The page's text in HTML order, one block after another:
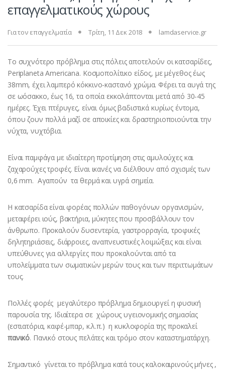
επαγγελματικούς χώρους
Για τον επαγγελματία Τρίτη, 11 Δεκ 2018 lamdaservice.gr
Το συχνότερο πρόβλημα στις πόλεις αποτελούν οι κατσαρίδες,
Periplaneta Americana. Κοσμοπολίτικο είδος, με μέγεθος έως
38mm, έχει λαμπερό κόκκινο-καστανό χρώμα. Φέρει τα αυγά της
σε ωόσακκο, έως 16, τα οποία εκκολάπτονται μετά από 30-45
ημέρες. Έχει πτέρυγες, είναι όμως βαδιστικά κυρίως έντομα,
όπου ζουν πολλά μαζί σε αποικίες και δραστηριοποιούνται την
νύχτα, νυχτόβια.
Είναι παμφάγα με ιδιαίτερη προτίμηση στις αμυλούχες και
ζαχαρούχες τροφές. Είναι ικανές να διέλθουν από σχισμές των
0,6 mm. Αγαπούν τα θερμά και υγρά σημεία.
Η κατσαρίδα είναι φορέας πολλών παθογόνων οργανισμών,
μεταφέρει ιούς, βακτήρια, μύκητες που προσβάλλουν τον
άνθρωπο. Προκαλούν δυσεντερία, γαστρορραγία, τροφικές
δηλητηριάσεις, διάρροιες, αναπνευστικές λοιμώξεις και είναι
υπεύθυνες για αλλεργίες που προκαλούνται από τα
υπολείμματα των σωματικών μερών τους και των περιττωμάτων
τους.
Πολλές φορές μεγαλύτερο πρόβλημα δημιουργεί η φυσική
παρουσία της. Ιδιαίτερα σε χώρους υγειονομικής σημασίας
(εστιατόρια, καφέ-μπαρ, κ.λ.π.) η κυκλοφορία της προκαλεί
πανικό. Πανικό στους πελάτες και τρόμο στον καταστηματάρχη.
Σημαντικό γίνεται το πρόβλημα κατά τους καλοκαιρινούς μήνες ,